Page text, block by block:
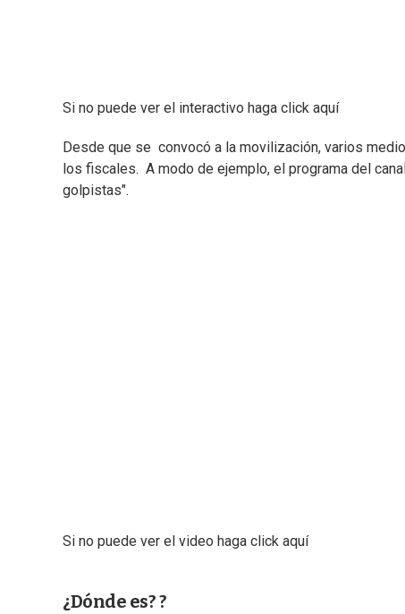
Si no puede ver el interactivo haga click aquí
Desde que se convocó a la movilización, varios
los fiscales. A modo de ejemplo, el programa del
golpistas".
Si no puede ver el video haga click aquí
¿Dónde es? ?